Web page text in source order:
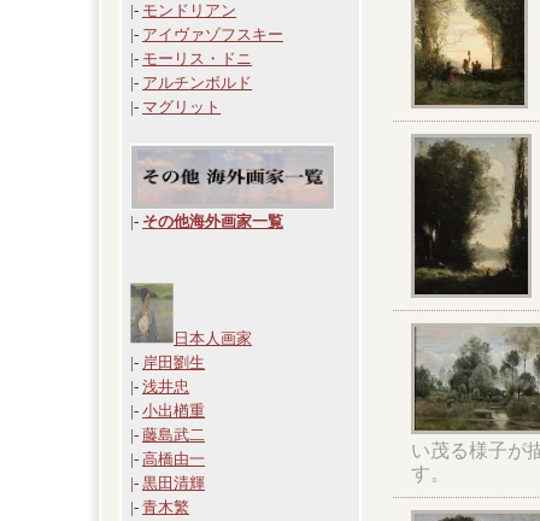
|- モンドリアン
|- アイヴァゾフスキー
|- モーリス・ドニ
|- アルチンボルド
|- マグリット
|- その他海外画家一覧
日本人画家
|- 岸田劉生
|- 浅井忠
|- 小出楢重
|- 藤島武二
|- 高橋由一
|- 黒田清輝
|- 青木繁
い茂る様子が
す。